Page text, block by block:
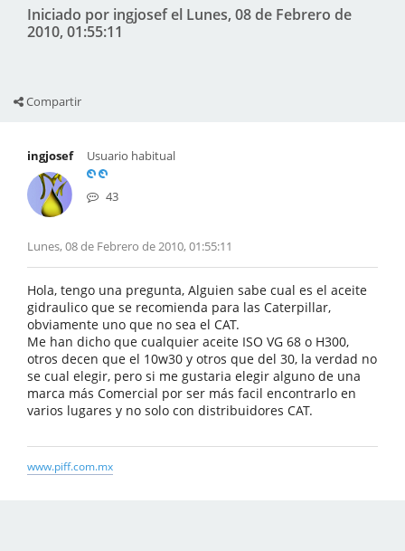
Iniciado por ingjosef el Lunes, 08 de Febrero de
2010, 01:55:11
Compartir
ingjosef Usuario habitual
43
Lunes, 08 de Febrero de 2010, 01:55:11
Hola, tengo una pregunta, Alguien sabe cual es el aceite
gidraulico que se recomienda para las Caterpillar,
obviamente uno que no sea el CAT.
Me han dicho que cualquier aceite ISO VG 68 o H300,
otros decen que el 10w30 y otros que del 30, la verdad no
se cual elegir, pero si me gustaria elegir alguno de una
marca más Comercial por ser más facil encontrarlo en
varios lugares y no solo con distribuidores CAT.
www.piff.com.mx